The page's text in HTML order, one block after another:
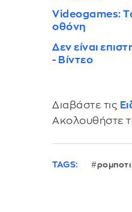
Videogames:
οθόνη
Δεν είναι
- Βίντεο
Διαβάστε τις
Ακολουθήστε
TAGS: